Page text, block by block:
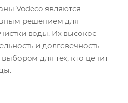
Vodeco являются
решением для
воды. Их высокое
и долговечность
для тех, кто ценит